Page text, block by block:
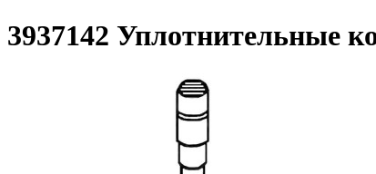
3937142 Уплотнительные